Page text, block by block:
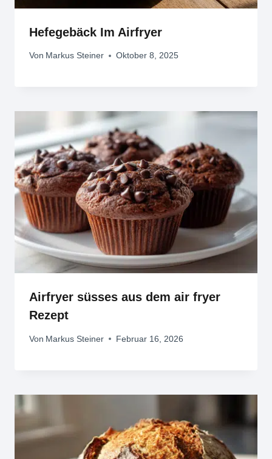
Hefegebäck Im Airfryer
Von Markus Steiner Oktober 8, 2025
Airfryer süsses aus dem air fryer
Rezept
Von Markus Steiner Februar 16, 2026